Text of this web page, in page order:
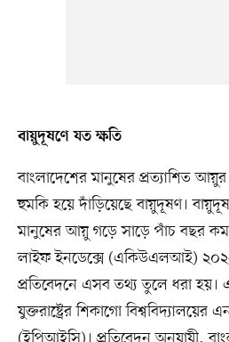
বায়ুদূষণে যত ক্ষতি
বাংলাদেশের মানুষের প্রত্যাশিত
হুমকি হয়ে দাঁড়িয়েছে বায়ুদূষণ।
মানুষের আয়ু গড়ে সাড়ে পাঁচ বছর
লাইফ ইনডেক্সে (একিউএলআই) ২০২৫
প্রতিবেদনে এসব তথ্য তুলে ধরা হয়।
যুক্তরাষ্ট্রের শিকাগো বিশ্ববিদ্যালয়ের